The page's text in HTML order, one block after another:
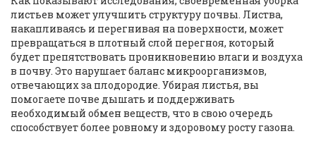
листьев может улучшить структуру почвы. Листва,
накапливаясь и перегнивая на поверхности, может
превращаться в плотный слой перегноя, который
будет препятствовать проникновению влаги и воздуха
в почву. Это нарушает баланс микроорганизмов,
отвечающих за плодородие. Убирая листья, вы
помогаете почве дышать и поддерживать
необходимый обмен веществ, что в свою очередь
способствует более ровному и здоровому росту газона.